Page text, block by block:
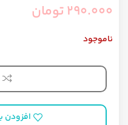
290.000تومان
ناموجود
افزودن